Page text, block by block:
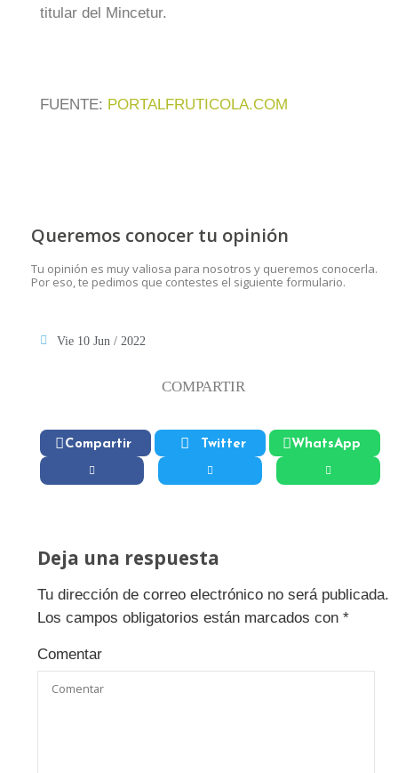
titular del Mincetur.
FUENTE: PORTALFRUTICOLA.COM
Queremos conocer tu opinión
Tu opinión es muy valiosa para nosotros y queremos conocerla.
Por eso, te pedimos que contestes el siguiente formulario.
Vie 10 Jun / 2022
COMPARTIR
Compartir Twitter WhatsApp
Deja una respuesta
Tu dirección de correo electrónico no será publicada.
Los campos obligatorios están marcados con *
Comentar